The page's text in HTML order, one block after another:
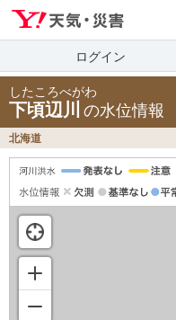
ログイン
したころべがわ
下頃辺川 の水位情報
北海道